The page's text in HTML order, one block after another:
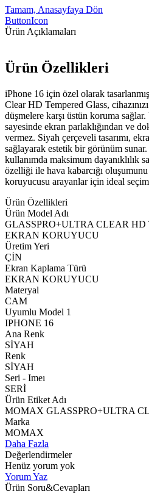
Tamam, Anasayfaya Dön
ButtonIcon
Ürün Açıklamaları
Ürün Özellikleri
iPhone 16 için özel olarak
Clear HD Tempered Glass,
düşmelere karşı üstün koruma
sayesinde ekran parlaklığından ve
vermez. Siyah çerçeveli tasarımı,
sağlayarak estetik bir görünüm
kullanımda maksimum dayanıklılık
özelliği ile hava kabarcığı
koruyucusu arayanlar için ideal
Ürün Özellikleri
Ürün Model Adı
GLASSPRO+ULTRA CLEAR HD
EKRAN KORUYUCU
Üretim Yeri
ÇİN
Ekran Kaplama Türü
EKRAN KORUYUCU
Materyal
CAM
Uyumlu Model 1
IPHONE 16
Ana Renk
SİYAH
Renk
SİYAH
Seri - Imeı
SERİ
Ürün Etiket Adı
MOMAX GLASSPRO+ULTRA
Marka
MOMAX
Daha Fazla
Değerlendirmeler
Henüz yorum yok
Yorum Yaz
Ürün Soru&Cevapları